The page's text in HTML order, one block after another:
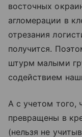
восточных
агломерации в
отрезания
получится.
штурм малыми
содействием
А с учетом того,
превращены в
(нельзя не